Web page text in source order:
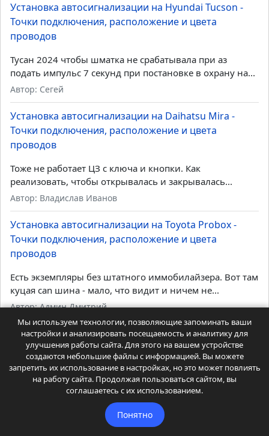
Установка автосигнализации на Hyundai Tucson -
Точки подключения, расположение и цвета
проводов
Тусан 2024 чтобы шматка не срабатывала при аз
подать импульс 7 секунд при постановке в охрану на...
Автор: Сегей
Установка автосигнализации на Daihatsu Mira -
Точки подключения, расположение и цвета
проводов
Тоже не работает ЦЗ с ключа и кнопки. Как
реализовать, чтобы открывалась и закрывалась...
Автор: Владислав Иванов
Установка автосигнализации на Toyota Probox -
Точки подключения, расположение и цвета
проводов
Есть экземпляры без штатного иммобилайзера. Вот там
куцая can шина - мало, что видит и ничем не...
Автор: Админ Дмитрий
Главная Автомобили Автостатьи
Автостатьи 2
Автоуслуги
Автоуслуги 2
Доп. оборудование
Другое
Читайте
Читайте 2
Координаты администрации
Карта сайта
Точки подключения и карты установок автосигнализаций.
Статьи и советы для автолюбителей.
Посещая сайт Вы соглашаетесь с
Мы используем технологии, позволяющие запоминать ваши
настройки и анализировать посещаемость и аналитику для
улучшения работы сайта. Для этого на вашем устройстве
создаются небольшие файлы с информацией. Вы можете
запретить их использование в настройках, но это может повлиять
на работу сайта. Продолжая пользоваться сайтом, вы
соглашаетесь с их использованием.
Понятно